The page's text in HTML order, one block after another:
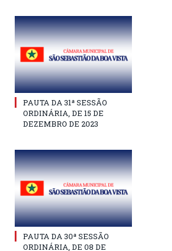
PAUTA DA 31ª SESSÃO
ORDINÁRIA, DE 15 DE
DEZEMBRO DE 2023
PAUTA DA 30ª SESSÃO
ORDINÁRIA, DE 08 DE